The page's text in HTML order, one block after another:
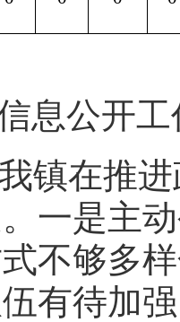
息公开
镇在推
一是主
不够多
有待加